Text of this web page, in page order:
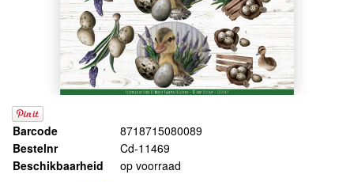
Barcode
8718715080089
Bestelnr
Cd-11469
Beschikbaarheid
op voorraad